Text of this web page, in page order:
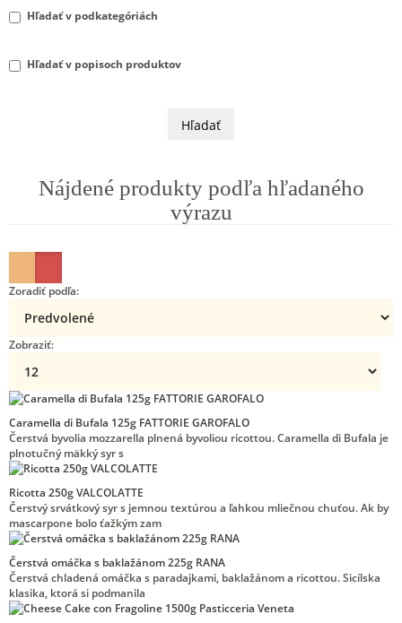
Hľadať v podkategóriách
Hľadať v popisoch produktov
Nájdené produkty podľa hľadaného
výrazu
Zoradiť podľa:
Zobraziť:
Caramella di Bufala 125g FATTORIE GAROFALO
Čerstvá byvolia mozzarella plnená byvoliou ricottou. Caramella di Bufala je
plnotučný mäkký syr s
Ricotta 250g VALCOLATTE
Čerstvý srvátkový syr s jemnou textúrou a ľahkou mliečnou chuťou. Ak by
mascarpone bolo ťažkým zam
Čerstvá omáčka s baklažánom 225g RANA
Čerstvá chladená omáčka s paradajkami, baklažánom a ricottou. Sicílska
klasika, ktorá si podmanila